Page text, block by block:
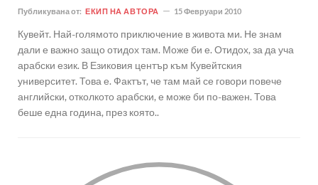
Публикувана от: ЕКИП НА АВТОРА 15 Февруари 2010
Кувейт. Най-голямото приключение в живота ми. Не знам
дали е важно защо отидох там. Може би е. Отидох, за да уча
арабски език. В Езиковия център към Кувейтския
университет. Това е. Фактът, че там май се говори повече
английски, отколкото арабски, е може би по-важен. Това
беше една година, през която..